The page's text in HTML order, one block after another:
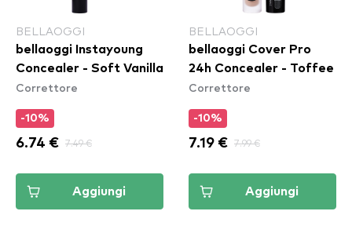
BELLAOGGI
bellaoggi Instayoung
Concealer - Soft Vanilla
Correttore
-10%
6.74 € 7.49 €
Aggiungi
BELLAOGGI
bellaoggi Cover Pro
24h Concealer - Toffee
Correttore
-10%
7.19 € 7.99 €
Aggiungi